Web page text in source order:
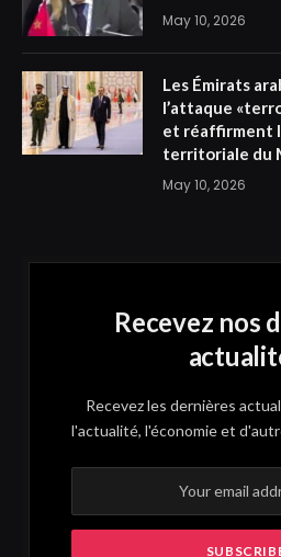
May 10, 2026
Les Émirats
l’attaque
et réaffirment
territoriale du
May 10, 2026
Recevez nos
Recevez les dernières
l'actualité, l'économie et